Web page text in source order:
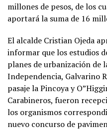
millones de pesos, de los
aportará la suma de 16
El alcalde Cristian Ojeda
informar que los estudios
planes de urbanización de
Independencia, Galvarino
pasaje la Pincoya y
Carabineros, fueron
los organismos
nuevo concurso de